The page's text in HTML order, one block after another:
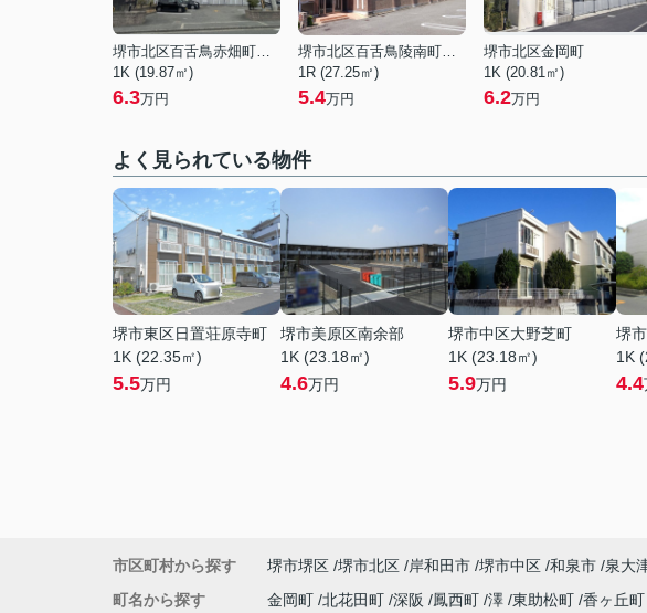
堺市北区百舌鳥赤畑町５丁
1K (19.87㎡)
6.3万円
堺市北区百舌鳥陵南町３丁
1R (27.25㎡)
5.4万円
堺市北区金岡町
1K (20.81㎡)
6.2万円
よく見られている物件
堺市東区日置荘原寺町
1K (22.35㎡)
5.5万円
堺市美原区南余部
1K (23.18㎡)
4.6万円
堺市中区大野芝町
1K (23.18㎡)
5.9万円
堺
1K
4.4
市区町村から探す 堺市堺区 堺市北区 岸和田市 堺市中区 和泉市 泉大
町名から探す
金岡町 北花田町 深阪 鳳西町 澤 東助松町 香ヶ丘町